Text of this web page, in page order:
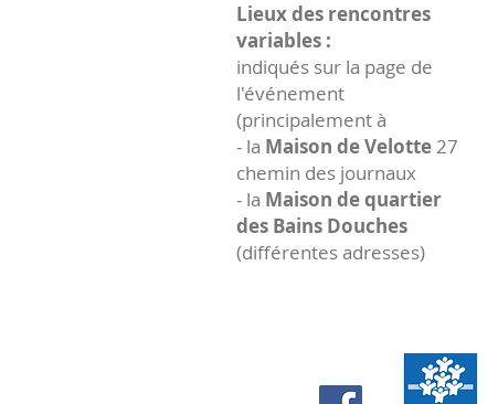
Lieux des rencontres
variables :
indiqués sur la page de
l'événement
(principalement à
- la Maison de Velotte27
chemin des journaux
- la Maison de quartier
des Bains Douches
(différentes adresses)